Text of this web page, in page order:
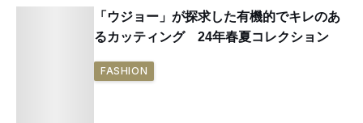
「ウジョー」が探求した有機的でキレのあ
るカッティング 24年春夏コレクション
FASHION